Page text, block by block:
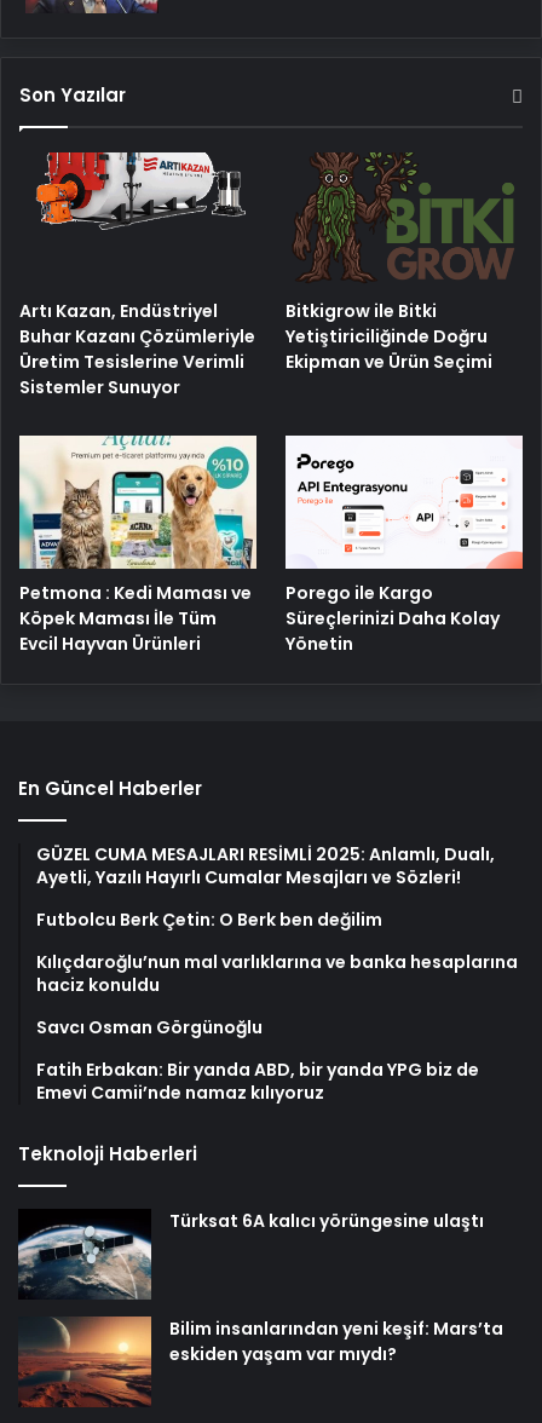
Son Yazılar
Artı Kazan, Endüstriyel
Buhar Kazanı Çözümleriyle
Üretim Tesislerine Verimli
Sistemler Sunuyor
Bitkigrow ile Bitki
Yetiştiriciliğinde Doğru
Ekipman ve Ürün Seçimi
Petmona : Kedi Maması ve
Köpek Maması İle Tüm
Evcil Hayvan Ürünleri
Porego ile Kargo
Süreçlerinizi Daha Kolay
Yönetin
En Güncel Haberler
GÜZEL CUMA MESAJLARI RESİMLİ 2025: Anlamlı, Dualı,
Ayetli, Yazılı Hayırlı Cumalar Mesajları ve Sözleri!
Futbolcu Berk Çetin: O Berk ben değilim
Kılıçdaroğlu’nun mal varlıklarına ve banka hesaplarına
haciz konuldu
Savcı Osman Görgünoğlu
Fatih Erbakan: Bir yanda ABD, bir yanda YPG biz de
Emevi Camii’nde namaz kılıyoruz
Teknoloji Haberleri
Türksat 6A kalıcı yörüngesine ulaştı
Bilim insanlarından yeni keşif: Mars’ta
eskiden yaşam var mıydı?